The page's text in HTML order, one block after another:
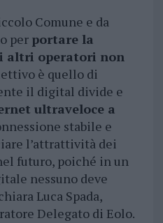
Comune e da
per portare la
altri operatori non
è quello di
il digital divide e
ultraveloce a
stabile e
l’attrattività dei
futuro, poiché in un
nessuno deve
Luca Spada,
Delegato di Eolo.